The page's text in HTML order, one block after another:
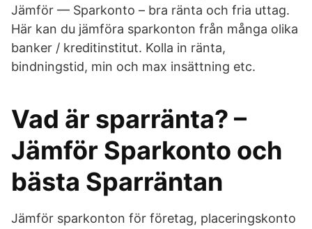
Jämför — Sparkonto – bra ränta och fria uttag.
Här kan du jämföra sparkonton från många olika
banker / kreditinstitut. Kolla in ränta,
bindningstid, min och max insättning etc.
Vad är sparränta? –
Jämför Sparkonto och
bästa Sparräntan
Jämför sparkonton för företag, placeringskonto